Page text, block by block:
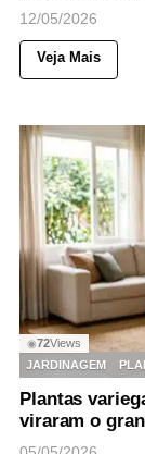
12/05/2026
Veja Mais
◉72Views
JARDINAGEM
Plantas
viraram o